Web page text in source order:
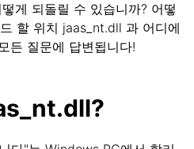
게 되돌릴 수 있습니까? 어떻
할 위치 jaas_nt.dll 과 어디에
든 질문에 답변됩니다!